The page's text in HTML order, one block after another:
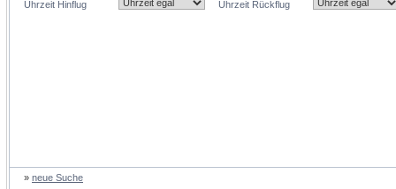
Uhrzeit Hinflug
Uhrzeit Rückflug
» neue Suche